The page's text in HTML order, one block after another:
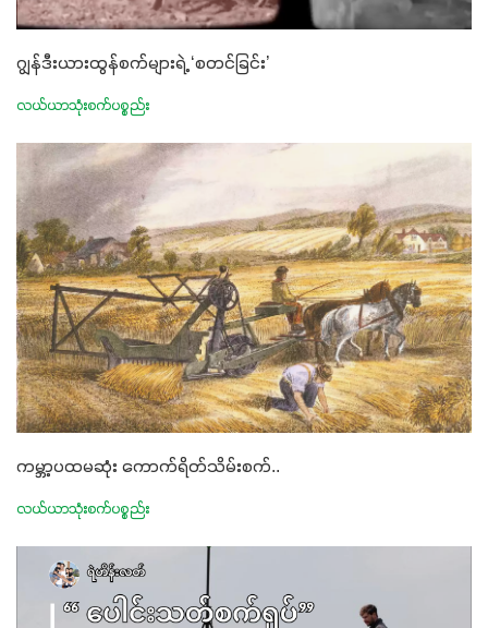
ဂျွန်ဒီးယားထွန်စက်များရဲ့ ‘စတင်ခြင်း’
လယ်ယာသုံးစက်ပစ္စည်း
ကမ္ဘာ့ပထမဆုံး ကောက်ရိတ်သိမ်းစက်..
လယ်ယာသုံးစက်ပစ္စည်း